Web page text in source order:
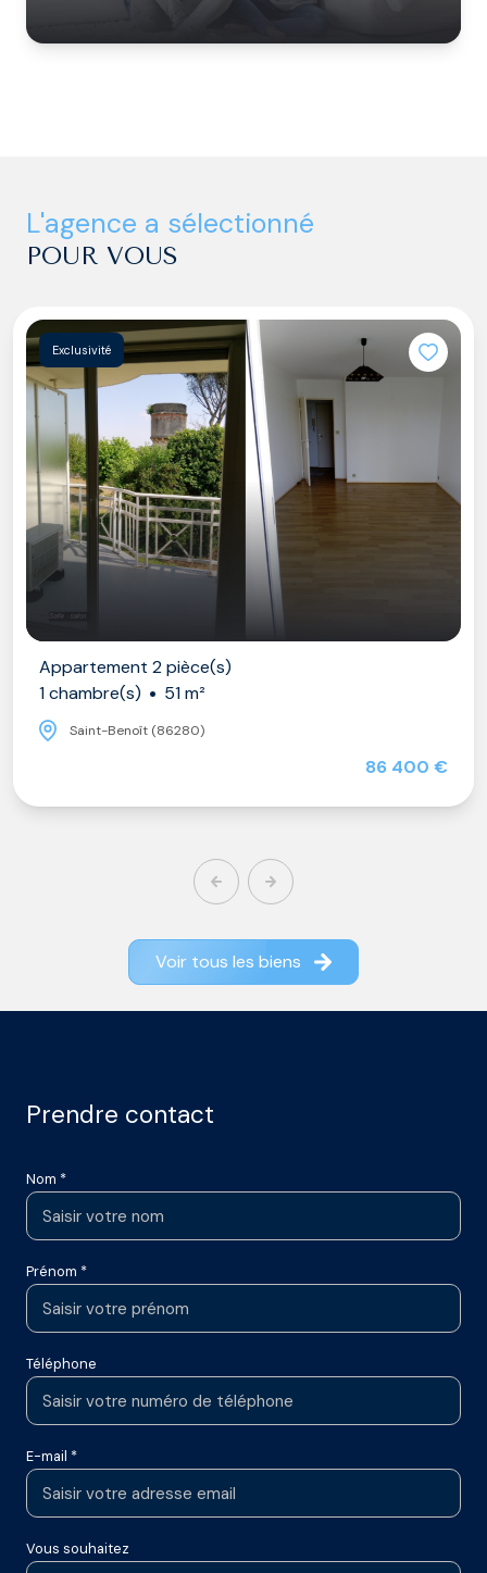
l'agence a sélectionné
POUR VOUS
Exclusivité
Appartement 2 pièce(s)
1 chambre(s)
51 m²
Saint-Benoît (86280)
86 400 €
Voir tous les biens
prendre contact
Nom *
Prénom *
Téléphone
E-mail *
Vous souhaitez